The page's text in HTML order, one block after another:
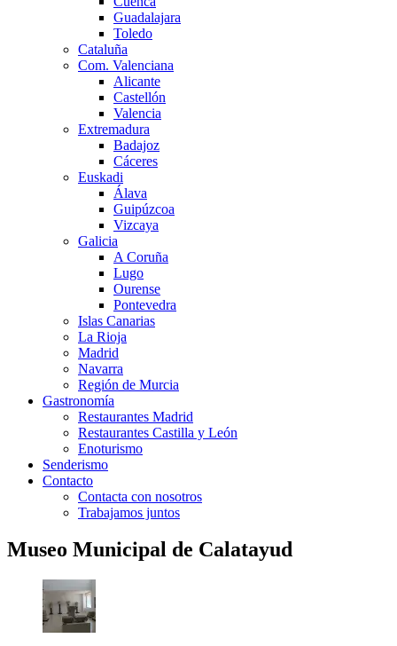
Guadalajara
Toledo
Cataluña
Com. Valenciana
Alicante
Castellón
Valencia
Extremadura
Badajoz
Cáceres
Euskadi
Álava
Guipúzcoa
Vizcaya
Galicia
A Coruña
Lugo
Ourense
Pontevedra
Islas Canarias
La Rioja
Madrid
Navarra
Región de Murcia
Gastronomía
Restaurantes Madrid
Restaurantes Castilla y León
Enoturismo
Senderismo
Contacto
Contacta con nosotros
Trabajamos juntos
Museo Municipal de Calatayud